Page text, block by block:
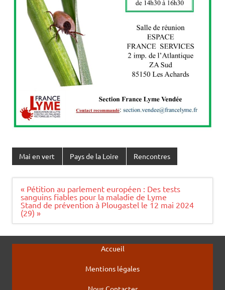
Mai en vert Pays de la Loire Rencontres
Navigation
de
l’article
« Pétition au parlement européen : Des tests
sanguins fiables pour la maladie de Lyme
Stand de prévention à Plougastel le 12 mai 2024
(29) »
Accueil
Mentions légales